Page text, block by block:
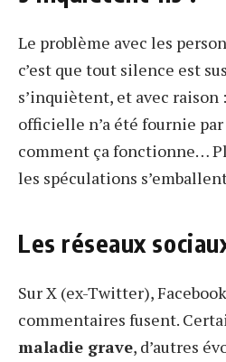
Le problème avec les
c’est que tout silence est
s’inquiètent, et avec
officielle n’a été fournie par
comment ça fonctionne…
les spéculations
Les réseaux
Sur X (ex-Twitter),
commentaires fusent.
maladie grave, d’autres